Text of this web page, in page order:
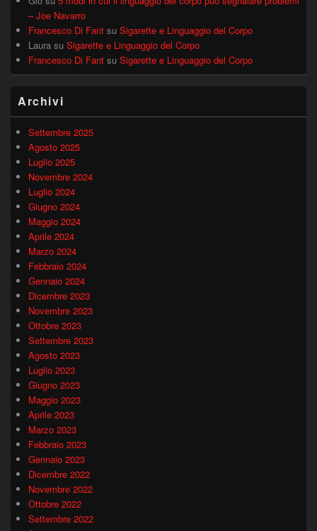
– Joe Navarro
Francesco Di Fant su Sigarette e Linguaggio del Corpo
Laura su Sigarette e Linguaggio del Corpo
Francesco Di Fant su Sigarette e Linguaggio del Corpo
Archivi
Settembre 2025
Agosto 2025
Luglio 2025
Novembre 2024
Luglio 2024
Giugno 2024
Maggio 2024
Aprile 2024
Marzo 2024
Febbraio 2024
Gennaio 2024
Dicembre 2023
Novembre 2023
Ottobre 2023
Settembre 2023
Agosto 2023
Luglio 2023
Giugno 2023
Maggio 2023
Aprile 2023
Marzo 2023
Febbraio 2023
Gennaio 2023
Dicembre 2022
Novembre 2022
Ottobre 2022
Settembre 2022